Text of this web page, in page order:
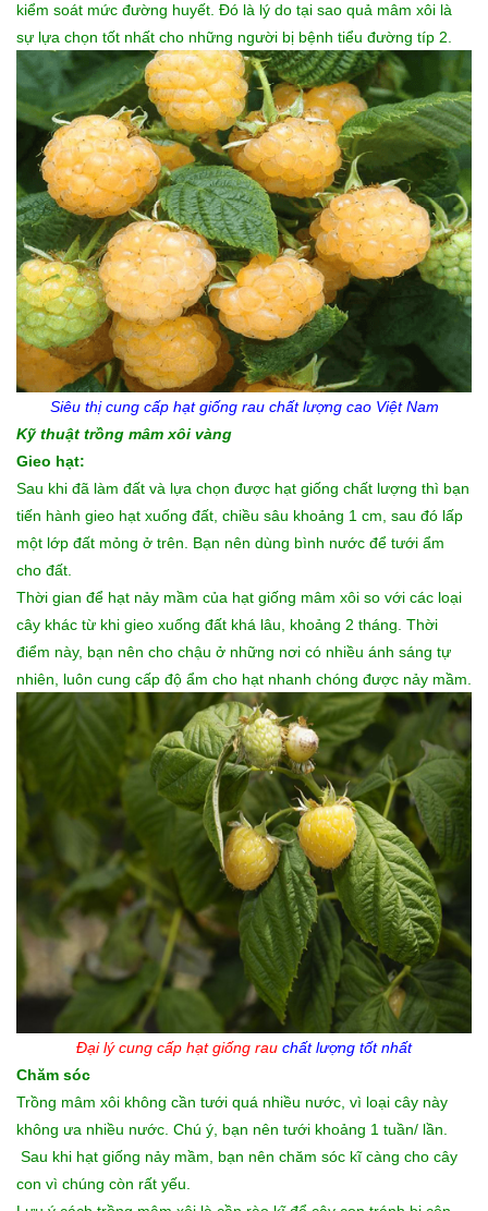
kiểm soát mức đường huyết. Đó là lý do tại sao quả mâm xôi là
sự lựa chọn tốt nhất cho những người bị bệnh tiểu đường típ 2.
Siêu thị cung cấp hạt giống rauchất lượng cao Việt Nam
Kỹ thuật trồng mâm xôi vàng
Gieo hạt:
Sau khi đã làm đất và lựa chọn được hạt giống chất lượng thì bạn
tiến hành gieo hạt xuống đất, chiều sâu khoảng 1 cm, sau đó lấp
một lớp đất mỏng ở trên. Bạn nên dùng bình nước để tưới ẩm
cho đất.
Thời gian để hạt nảy mầm của hạt giống mâm xôi so với các loại
cây khác từ khi gieo xuống đất khá lâu, khoảng 2 tháng. Thời
điểm này, bạn nên cho chậu ở những nơi có nhiều ánh sáng tự
nhiên, luôn cung cấp độ ẩm cho hạt nhanh chóng được nảy mầm.
Đại lý cung cấp hạt giống rau chất lượng tốt nhất
Chăm sóc
Trồng mâm xôi không cần tưới quá nhiều nước, vì loại cây này
không ưa nhiều nước. Chú ý, bạn nên tưới khoảng 1 tuần/ lần.
Sau khi hạt giống nảy mầm, bạn nên chăm sóc kĩ càng cho cây
con vì chúng còn rất yếu.